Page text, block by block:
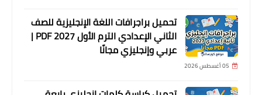
تحميل براجرافات اللغة الإنجليزية للصف
الثاني الإعدادي الترم الأول 2027 PDF |
عربي وإنجليزي مجانًا
05 أغسطس 2026